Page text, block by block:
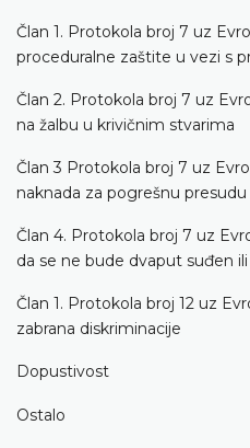
Član 1. Protokola broj 7 uz
proceduralne zaštite u vezi s
Član 2. Protokola broj 7 uz
na žalbu u krivičnim stvarima
Član 3 Protokola broj 7 uz
naknada za pogrešnu presudu
Član 4. Protokola broj 7 uz
da se ne bude dvaput suđen
Član 1. Protokola broj 12 uz
zabrana diskriminacije
Dopustivost
Ostalo